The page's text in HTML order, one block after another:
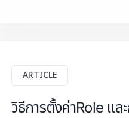
ARTICLE
วิธีการตั้งค่าRole แล